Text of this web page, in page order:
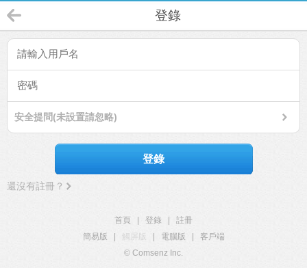
登錄
安全提問(未設置請忽略)
登錄
還沒有註冊？
首頁 登錄
註冊
簡易版
觸屏版 電腦版
客戶端
© Comsenz Inc.